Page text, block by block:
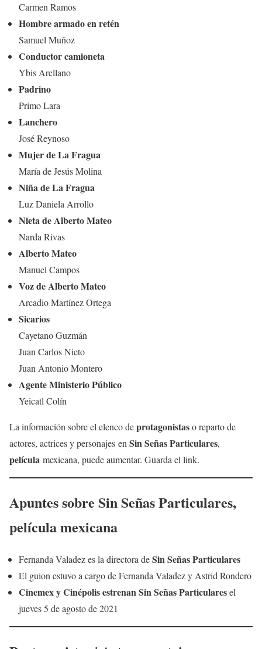
Carmen Ramos
Hombre armado en retén
Samuel Muñoz
Conductor camioneta
Ybis Arellano
Padrino
Primo Lara
Lanchero
José Reynoso
Mujer de La Fragua
María de Jesús Molina
Niña de La Fragua
Luz Daniela Arrollo
Nieta de Alberto Mateo
Narda Rivas
Alberto Mateo
Manuel Campos
Voz de Alberto Mateo
Arcadio Martínez Ortega
Sicarios
Cayetano Guzmán
Juan Carlos Nieto
Juan Antonio Montero
Agente Ministerio Público
Yeicatl Colín
La información sobre el elenco deprotagonistaso reparto de
actores, actrices y personajes enSin Señas Particulares,
película mexicana, puede aumentar. Guarda el link.
Apuntes sobre Sin Señas Particulares,
películamexicana
Fernanda Valadez es la directora deSin Señas Particulares
El guion estuvo a cargo de Fernanda Valadez y Astrid Rondero
Cinemex y CinépolisestrenanSin Señas Particularesel
jueves 5 de agosto de 2021